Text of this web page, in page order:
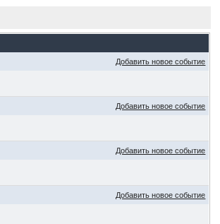
Добавить новое событие
Добавить новое событие
Добавить новое событие
Добавить новое событие